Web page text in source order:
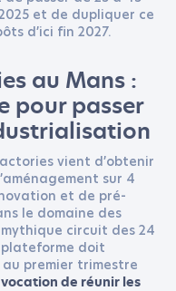
et de dupliquer ce
d’ici fin 2027.
au Mans :
pour passer
vient d’obtenir
sur 4
et de pré-
le domaine des
circuit des 24
plateforme doit
premier trimestre
de réunir les